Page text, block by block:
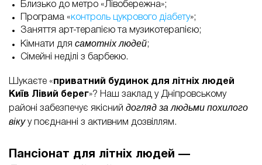
Близько до метро «Лівобережна»;
Програма « контроль цукрового діабету»;
Заняття арт-терапією та музикотерапією;
Кімнати для самотніх людей;
Сімейні неділі з барбекю.
Шукаєте « приватний будинок для літніх людей
Київ Лівий берег»? Наш заклад у Дніпровському
районі забезпечує якісний догляд за людьми похилого
вікуу поєднанні з активним дозвіллям.
Пансіонат для літніх людей —